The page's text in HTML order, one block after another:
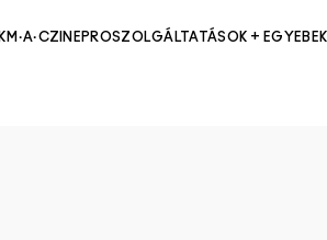
M·A·CZINE PROSZOLGÁLTATÁSOK + EGYEBEK